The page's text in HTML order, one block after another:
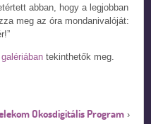
abban, hogy a legjobban
meg az óra mondanivalóját:
galériában tekinthetők meg.
Okosdigitális Program ›